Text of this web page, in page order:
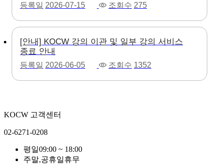
등록일 2026-07-15 조회수 275
[안내] KOCW 강의 이관 및 일부 강의 서비스
종료 안내
등록일 2026-06-05 조회수 1352
KOCW 고객센터
02-6271-0208
평일09:00 ~ 18:00
주말,공휴일휴무